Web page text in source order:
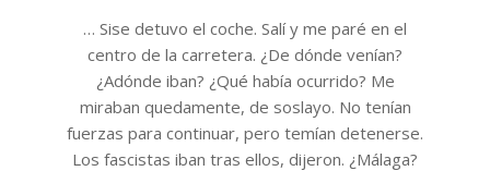
… Sise detuvo el coche. Salí y me paré en el
centro de la carretera. ¿De dónde venían?
¿Adónde iban? ¿Qué había ocurrido? Me
miraban quedamente, de soslayo. No tenían
fuerzas para continuar, pero temían detenerse.
Los fascistas iban tras ellos, dijeron. ¿Málaga?